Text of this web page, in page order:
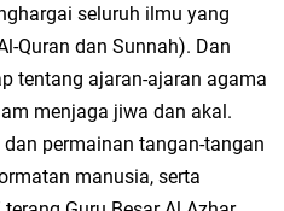
seluruh ilmu yang
Quran dan Sunnah). Dan
tentang ajaran-ajaran agama
menjaga jiwa dan akal.
permainan tangan-tangan
manusia, serta